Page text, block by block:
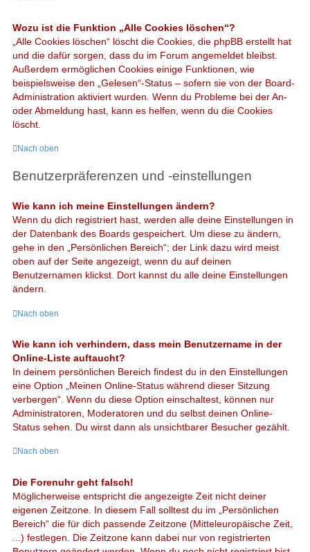
Wozu ist die Funktion „Alle Cookies löschen“?
„Alle Cookies löschen“ löscht die Cookies, die phpBB erstellt hat
und die dafür sorgen, dass du im Forum angemeldet bleibst.
Außerdem ermöglichen Cookies einige Funktionen, wie
beispielsweise den „Gelesen“-Status – sofern sie von der Board-
Administration aktiviert wurden. Wenn du Probleme bei der An-
oder Abmeldung hast, kann es helfen, wenn du die Cookies
löscht.
Nach oben
Benutzerpräferenzen und -einstellungen
Wie kann ich meine Einstellungen ändern?
Wenn du dich registriert hast, werden alle deine Einstellungen in
der Datenbank des Boards gespeichert. Um diese zu ändern,
gehe in den „Persönlichen Bereich“; der Link dazu wird meist
oben auf der Seite angezeigt, wenn du auf deinen
Benutzernamen klickst. Dort kannst du alle deine Einstellungen
ändern.
Nach oben
Wie kann ich verhindern, dass mein Benutzername in der
Online-Liste auftaucht?
In deinem persönlichen Bereich findest du in den Einstellungen
eine Option „Meinen Online-Status während dieser Sitzung
verbergen“. Wenn du diese Option einschaltest, können nur
Administratoren, Moderatoren und du selbst deinen Online-
Status sehen. Du wirst dann als unsichtbarer Besucher gezählt.
Nach oben
Die Forenuhr geht falsch!
Möglicherweise entspricht die angezeigte Zeit nicht deiner
eigenen Zeitzone. In diesem Fall solltest du im „Persönlichen
Bereich“ die für dich passende Zeitzone (Mitteleuropäische Zeit,
...) festlegen. Die Zeitzone kann dabei nur von registrierten